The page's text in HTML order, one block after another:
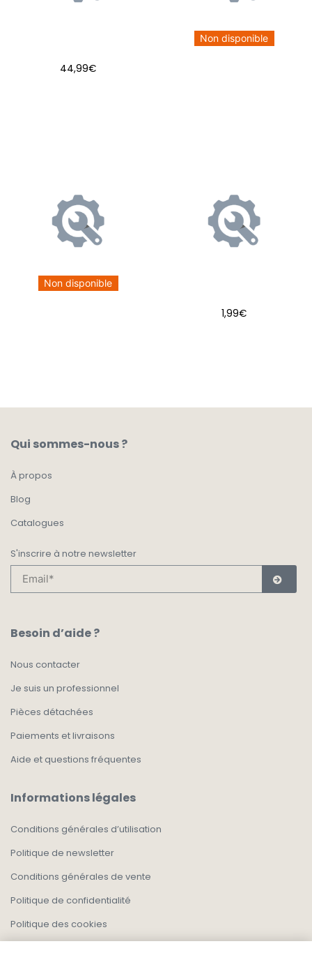
44,99€
Non disponible
Non disponible
1,99€
Qui sommes-nous ?
À propos
Blog
Catalogues
S'inscrire à notre newsletter
Besoin d’aide ?
Nous contacter
Je suis un professionnel
Pièces détachées
Paiements et livraisons
Aide et questions fréquentes
Informations légales
Conditions générales d’utilisation
Politique de newsletter
Conditions générales de vente
Politique de confidentialité
Politique des cookies